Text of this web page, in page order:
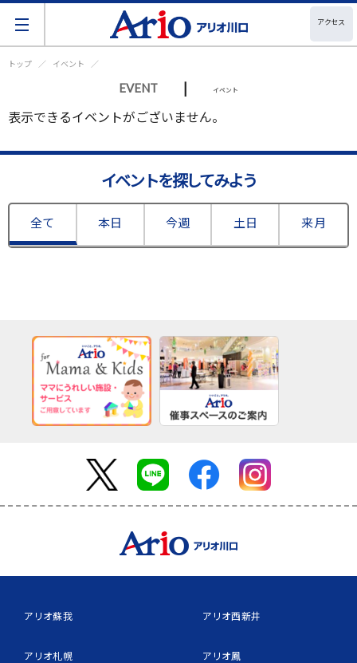
アクセス
トップ イベント
EVENT | イベント
表示できるイベントがございません。
イベントを探してみよう
全て 本日 今週 土日 来月
アリオ蘇我
アリオ札幌
アリオ西新井
アリオ鳳